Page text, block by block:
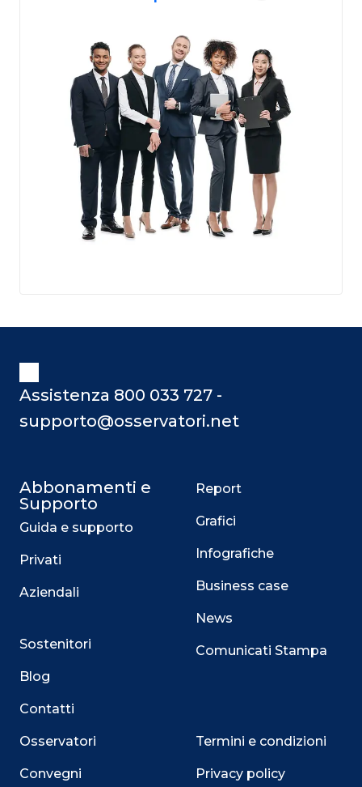
Assistenza 800 033 727 -
supporto@osservatori.net
Abbonamenti e
Supporto
Guida e supporto
Privati
Aziendali
Sostenitori
Blog
Contatti
Osservatori
Convegni
Report
Grafici
Infografiche
Business case
News
Comunicati Stampa
Termini e condizioni
Privacy policy